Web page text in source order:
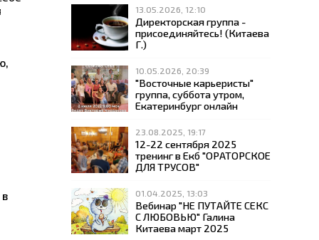
13.05.2026, 12:10
Директорская группа -
присоединяйтесь! (Китаева
Г.)
10.05.2026, 20:39
"Восточные карьеристы"
группа, суббота утром,
Екатеринбург онлайн
23.08.2025, 19:17
12-22 сентября 2025
тренинг в Екб "ОРАТОРСКОЕ
ДЛЯ ТРУСОВ"
01.04.2025, 13:03
Вебинар "НЕ ПУТАЙТЕ СЕКС
С ЛЮБОВЬЮ" Галина
Китаева март 2025